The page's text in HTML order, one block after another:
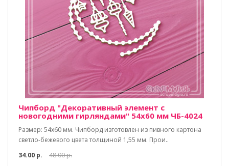
Чипборд "Декоративный элемент с
новогодними гирляндами" 54х60 мм ЧБ-4024
Размер: 54х60 мм. Чипборд изготовлен из пивного картона
светло-бежевого цвета толщиной 1,55 мм. Прои..
34.00 р.
48.00 р.